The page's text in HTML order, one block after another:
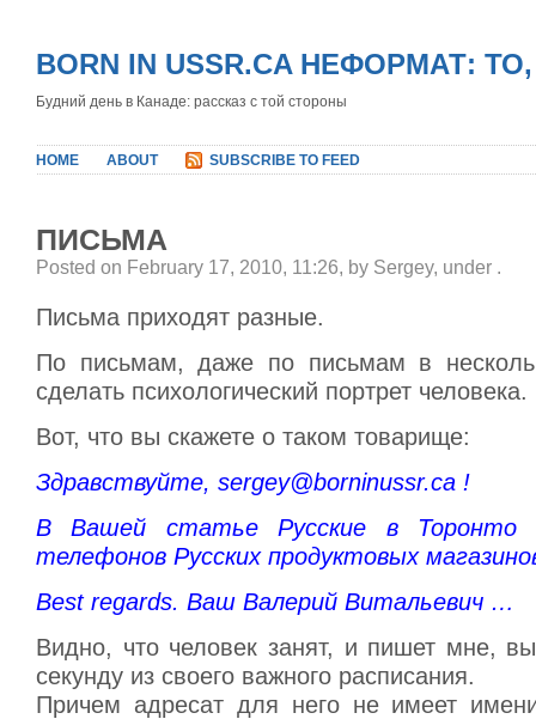
BORN IN USSR.CA НЕФОРМАТ:
Будний день в Канаде: рассказ с той стороны
HOME ABOUT SUBSCRIBE TO FEED
ПИСЬМА
Posted on February 17, 2010, 11:26, by Sergey, under .
Письма приходят разные.
По письмам, даже по письмам в
сделать психологический портрет человека.
Вот, что вы скажете о таком товарище:
Здравствуйте, sergey@borninussr.ca !
В Вашей статье Русские в Торонто
телефонов Русских продуктовых
Best regards. Ваш Валерий Витальевич …
Видно, что человек занят, и пишет мне,
секунду из своего важного расписания.
Причем адресат для него не имеет